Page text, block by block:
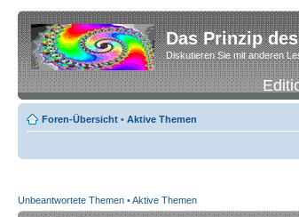
Das Prinzip
Diskutieren Sie mit anderen
Foren-Übersicht • Aktive Themen
Unbeantwortete Themen •Aktive Themen